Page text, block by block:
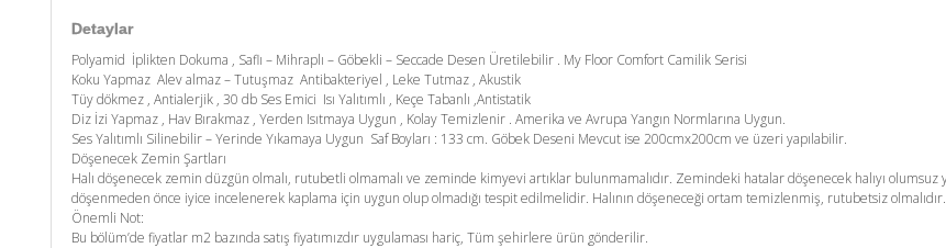
Detaylar
Polyamid İplikten Dokuma , Saflı – Mihraplı – Göbekli – Seccade Desen Üretilebilir . My Floor Comfort Camilik Serisi
Koku Yapmaz Alev almaz – Tutuşmaz Antibakteriyel , Leke Tutmaz , Akustik
Tüy dökmez , Antialerjik , 30 db Ses Emici Isı Yalıtımlı , Keçe Tabanlı ,Antistatik
Diz İzi Yapmaz , Hav Bırakmaz , Yerden Isıtmaya Uygun , Kolay Temizlenir . Amerika ve Avrupa Yangın Normlarına Uygun.
Ses Yalıtımlı Silinebilir – Yerinde Yıkamaya Uygun Saf Boyları : 133 cm. Göbek Deseni Mevcut ise 200cmx200cm ve üzeri yapılabilir.
Döşenecek Zemin Şartları
Halı döşenecek zemin düzgün olmalı, rutubetli olmamalı ve zeminde kimyevi artıklar bulunmamalıdır. Zemindeki hatalar döşenecek halıyı
döşenmeden önce iyice incelenerek kaplama için uygun olup olmadığı tespit edilmelidir. Halının döşeneceği ortam temizlenmiş, rutubetsiz
Önemli Not:
Bu bölüm’de fiyatlar m2 bazında satış fiyatımızdır uygulaması hariç, Tüm şehirlere ürün gönderilir.